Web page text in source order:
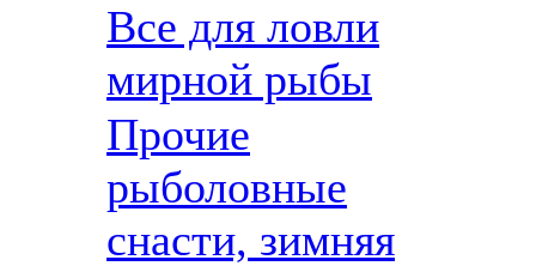
Все для ловли
мирной рыбы
Прочие
рыболовные
снасти, зимняя